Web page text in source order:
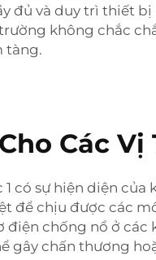
đủ và duy trì thiết
không chắc
tàng.
Các
có sự hiện diện
để chịu được các
chống nổ ở
gây chấn thương